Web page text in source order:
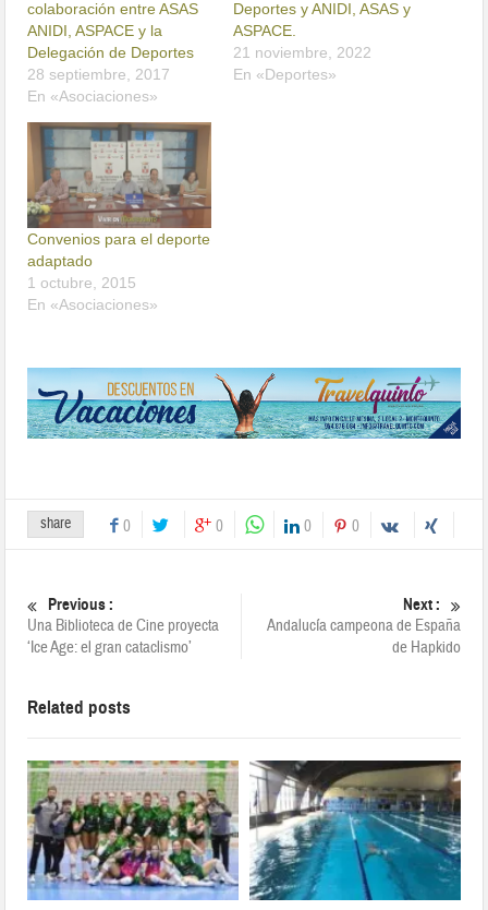
colaboración entre ASAS
ANIDI, ASPACE y la
Delegación de Deportes
28 septiembre, 2017
En «Asociaciones»
Deportes y ANIDI, ASAS y
ASPACE.
21 noviembre, 2022
En «Deportes»
Convenios para el deporte
adaptado
1 octubre, 2015
En «Asociaciones»
share 0 0 0 0
Previous :
Una Biblioteca de Cine proyecta
‘Ice Age: el gran cataclismo’
Next :
Andalucía campeona de España
de Hapkido
Related posts